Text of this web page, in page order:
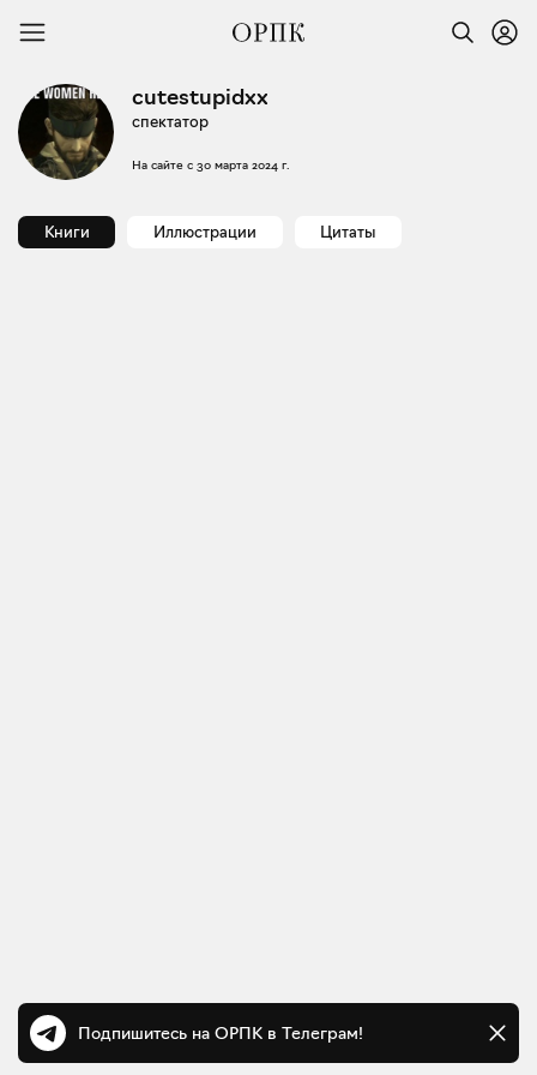
cutestupidxx
спектатор
На сайте с 30 марта 2024 г.
Книги Иллюстрации Цитаты
Подпишитесь на ОРПК в Телеграм!